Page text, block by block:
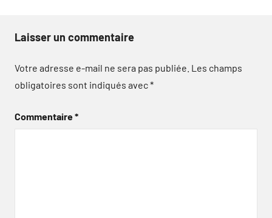
Laisser un commentaire
Votre adresse e-mail ne sera pas publiée. Les champs
obligatoires sont indiqués avec*
Commentaire*